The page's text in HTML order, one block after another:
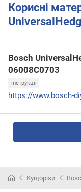
Корисні
Bosch
06008C0703
інструкції
Кущорізи